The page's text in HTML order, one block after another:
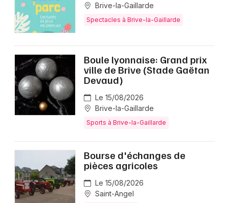
Brive-la-Gaillarde
Spectacles à Brive-la-Gaillarde
Boule lyonnaise: Grand prix
ville de Brive (Stade Gaëtan
Devaud)
Le 15/08/2026
Brive-la-Gaillarde
Sports à Brive-la-Gaillarde
Bourse d'échanges de
pièces agricoles
Le 15/08/2026
Saint-Angel